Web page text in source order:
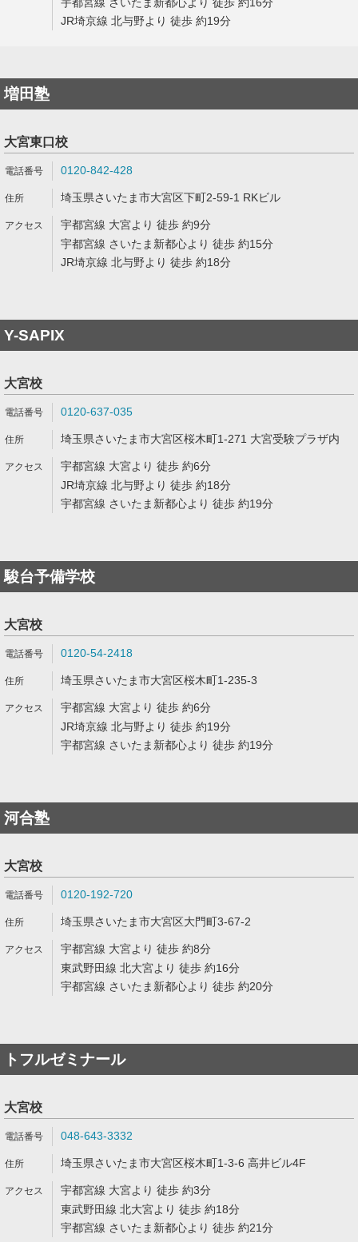
JR埼京線 北与野より 徒歩 約19分
増田塾
大宮東口校
0120-842-428
埼玉県さいたま市大宮区下町2-59-1 RKビル
宇都宮線 大宮より 徒歩 約9分
宇都宮線 さいたま新都心より 徒歩 約15分
JR埼京線 北与野より 徒歩 約18分
Y-SAPIX
大宮校
0120-637-035
埼玉県さいたま市大宮区桜木町1-271 大宮受験プラザ内
宇都宮線 大宮より 徒歩 約6分
JR埼京線 北与野より 徒歩 約18分
宇都宮線 さいたま新都心より 徒歩 約19分
駿台予備学校
大宮校
0120-54-2418
埼玉県さいたま市大宮区桜木町1-235-3
宇都宮線 大宮より 徒歩 約6分
JR埼京線 北与野より 徒歩 約19分
宇都宮線 さいたま新都心より 徒歩 約19分
河合塾
大宮校
0120-192-720
埼玉県さいたま市大宮区大門町3-67-2
宇都宮線 大宮より 徒歩 約8分
東武野田線 北大宮より 徒歩 約16分
宇都宮線 さいたま新都心より 徒歩 約20分
トフルゼミナール
大宮校
048-643-3332
埼玉県さいたま市大宮区桜木町1-3-6 高井ビル4F
宇都宮線 大宮より 徒歩 約3分
東武野田線 北大宮より 徒歩 約18分
宇都宮線 さいたま新都心より 徒歩 約21分